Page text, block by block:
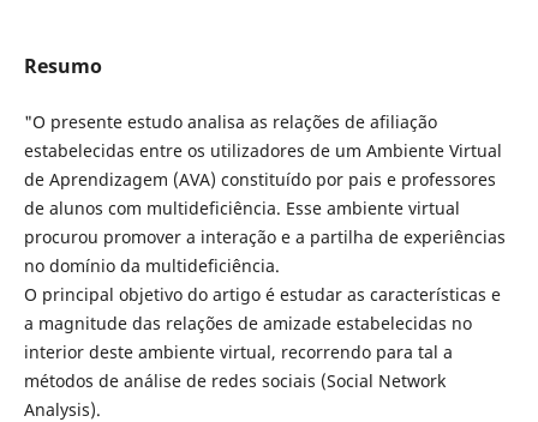
Resumo
"O presente estudo analisa as relações de afiliação
estabelecidas entre os utilizadores de um Ambiente Virtual
de Aprendizagem (AVA) constituído por pais e professores
de alunos com multideficiência. Esse ambiente virtual
procurou promover a interação e a partilha de experiências
no domínio da multideficiência.
O principal objetivo do artigo é estudar as características e
a magnitude das relações de amizade estabelecidas no
interior deste ambiente virtual, recorrendo para tal a
métodos de análise de redes sociais (Social Network
Analysis).